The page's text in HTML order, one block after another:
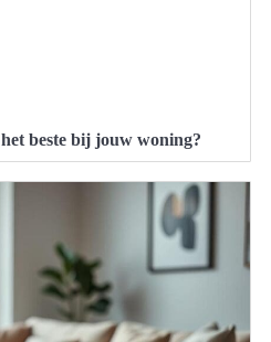
beste bij jouw woning?